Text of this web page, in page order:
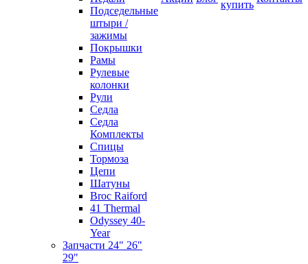
Подседельные
штыри /
зажимы
Покрышки
Рамы
Рулевые
колонки
Рули
Седла
Седла
Комплекты
Спицы
Тормоза
Цепи
Шатуны
Broc Raiford
41 Thermal
Odyssey 40-
Year
Запчасти 24" 26"
29"
купить